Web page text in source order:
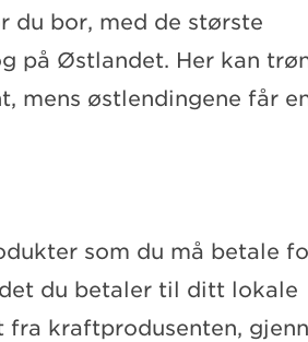
du bor, med de største
på Østlandet. Her kan
mens østlendingene får
som du må betale
du betaler til ditt lokale
kraftprodusenten,